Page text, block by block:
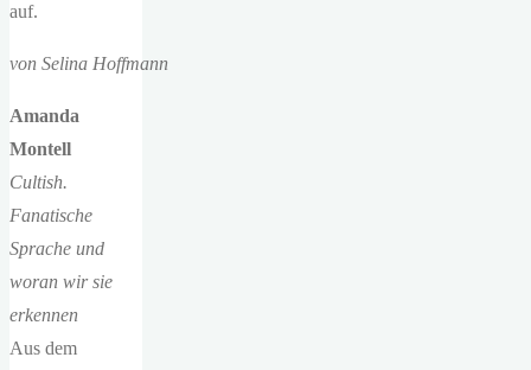
auf.
von Selina Hoffmann
Amanda
Montell
Cultish.
Fanatische
Sprache und
woran wir sie
erkennen
Aus dem